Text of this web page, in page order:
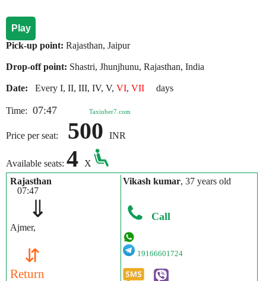
Play
Pick-up point: Rajasthan, Jaipur
Drop-off point: Shastri, Jhunjhunu, Rajasthan, India
Date: Every I, II, III, IV, V, VI, VII days
Time: 07:47 Taxiuber7.com
Price per seat: 500 INR
Available seats: 4
X
Rajasthan
07:47
⇓
Ajmer,
⇵
Return
Vikash kumar, 37 years old
Call
19166601724